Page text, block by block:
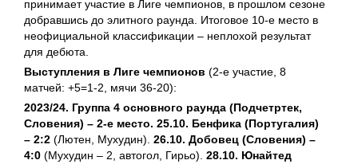
принимает участие в Лиге чемпионов, в прошлом сезоне
добравшись до элитного раунда. Итоговое 10-е место в
неофициальной классификации – неплохой результат
для дебюта.
Выступления в Лиге чемпионов (2-е участие, 8
матчей: +5=1-2, мячи 36-20):
2023/24. Группа 4 основного раунда (Подчетртек,
Словения) – 2-е место. 25.10. Бенфика (Португалия)
– 2:2 (Лютен, Мухудин). 26.10. Добовец (Словения) –
4:0 (Мухудин – 2, автогол, Гирьо). 28.10. Юнайтед